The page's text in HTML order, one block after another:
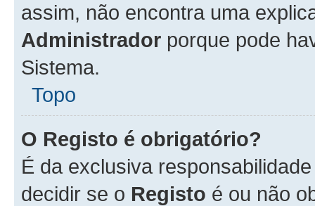
assim, não encontra uma
Administrador porque pode
Sistema.
Topo
O Registo é obrigatório?
É da exclusiva
decidir se o Registo é ou não